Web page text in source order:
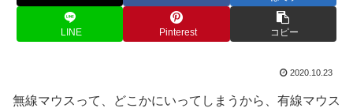
LINE Pinterest コピー
2020.10.23
無線マウスって、どこかにいってしまうから、有線マウス